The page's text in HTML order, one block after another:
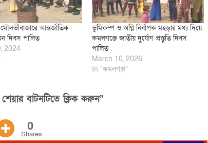
আন্তর্জাতিক
দিবস পালিত
2024
ভূমিকম্প ও অগ্নি নির্বাপক মহড়ার মধ্য দিয়ে
কমলগঞ্জে জাতীয় দুর্যোগ প্রস্তুতি দিবস
পালিত
March 10, 2026
In "কমলগঞ্জ"
বাটনটিতে ক্লিক করুন”
0
Shares